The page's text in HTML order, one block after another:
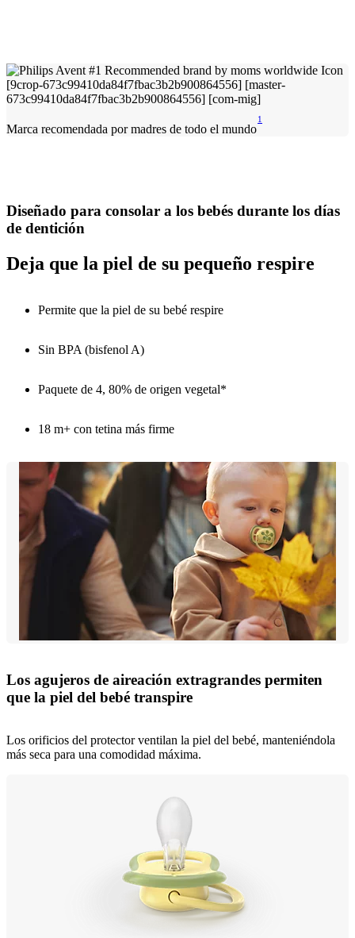
Marca recomendada por madres de todo el mundo
1
Diseñado para consolar a los bebés durante los días
de dentición
Deja que la piel de su pequeño respire
Permite que la piel de su bebé respire
Sin BPA (bisfenol A)
Paquete de 4, 80% de origen vegetal*
18 m+ con tetina más firme
Los agujeros de aireación extragrandes permiten
que la piel del bebé transpire
Los orificios del protector ventilan la piel del bebé, manteniéndola
más seca para una comodidad máxima.